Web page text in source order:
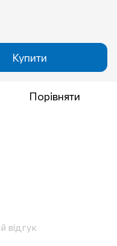
Купити
Порівняти
відгук